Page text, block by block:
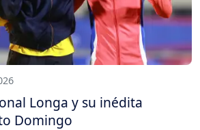
Longa y su inédita
Domingo